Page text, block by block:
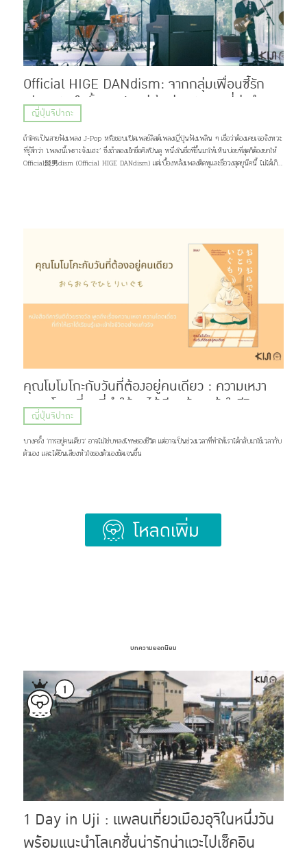
Official HIGE DANdism: จากกลุ่มเพื่อนซี้รัก
เสียงเพลงในรั้วมหาลัย สู่เจ้าพ่อเพลงฮิตที่มุ่งทำตาม
ฝันจนสำเร็จ
ญี่ปุ่นจิปาถะ
ถ้าใครเป็นสายฟังเพลง J-Pop หรือชอบเปิดเพลย์ลิสต์เพลงญี่ปุ่นฟังเพลิน ๆ เชื่อว่าต้องเคยเจอจังหวะ
ที่รู้สึกว่า ‘เพลงนี้เพราะจังแฮะ’ ซึ่งถ้าลองเช็กชื่อศิลปินดู หนึ่งในชื่อที่ขึ้นมาให้เห็นบ่อยที่สุดก็ต้องยกให้
Official髭男dism (Official HIGE DANdism) แต่เบื้องหลังเพลงติดหูและชื่อวงสุดยูนีคนี้ ไม่ได้เกิด
Hige (髭) ที่แปลว่า หนวด หรือเครา กับคำว่า Dandism จากภาษาอังกฤษ ซึ่งมีรากมาจากคำว่า
Dandy ที่สื่อถึงสุภาพบุรุษผู้แต่งตัวเนี้ยบ มีสไตล์ แต่ด้วยความยาวของชื่อ แฟน ๆ เลยเรียกวงนี้กันสั้น ๆ
ว่า “ฮิเกะดัน” ส่วนแฟนคลับของพวกเขาก็ถูกเรียกว่า BROTHERS เเละ Stand By You ภาพ:
Official髭男dism แน่นอนว่าชื่อวงนี้ไม่ได้ตั้งขึ้นมาเท่ ๆ อย่างเดียว แต่ซ่อนความหมายที่ลึกซึ้งไว้ว่า
พวกเขาอยากทำเพลงที่สามารถส่งต่อความรู้สึกดี ๆ เเละเติบโตไปพร้อมกับแฟนเพลง แม้ในวันที่พวกเขา
จะมีอายุเพิ่มขึ้น หรือถึงวันที่ไว้หนวดเคราแล้วก็ตาม ภาพ: Official髭男dism เส้นทางก่อนจะมาเป็น
Official HIGE DANdism จุดเริ่มต้นของวงย้อนไปปี 2012 […]
คุณโมโมโกะกับวันที่ต้องอยู่คนเดียว : ความเหงา
ความโดดเดี่ยวที่ทำให้เราได้เรียนรู้และเข้าใจชีวิต
อย่างแท้จริง
ญี่ปุ่นจิปาถะ
บางครั้ง ’การอยู่คนเดียว‘ อาจไม่ใช่บทลงโทษของชีวิต แต่อาจเป็นช่วงเวลาที่ทำให้เราได้กลับมาใช้เวลากับ
ตัวเอง และได้ยินเสียงหัวใจของตัวเองชัดเจนขึ้น
บทความยอดนิยม
1 Day in Uji : แพลนเที่ยวเมืองอุจิในหนึ่งวัน
พร้อมแนะนำโลเคชั่นน่ารักน่าแวะไปเช็คอิน